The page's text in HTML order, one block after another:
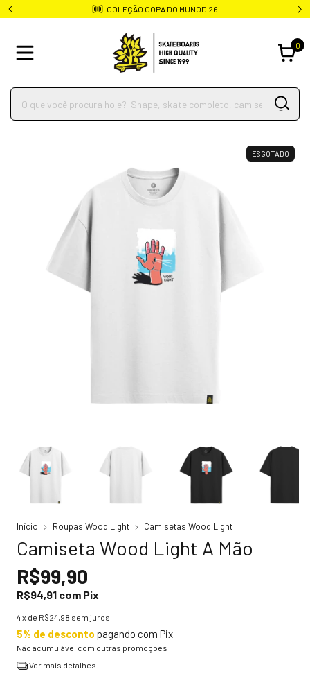
COLEÇÃO COPA DO MUNOD 26
0
ESGOTADO
Início Roupas Wood Light Camisetas Wood Light
Camiseta Wood Light A Mão
R$99,90
R$94,91 com Pix
4x de R$24,98 sem juros
5% de desconto pagando com Pix
Não acumulável com outras promoções
Ver mais detalhes